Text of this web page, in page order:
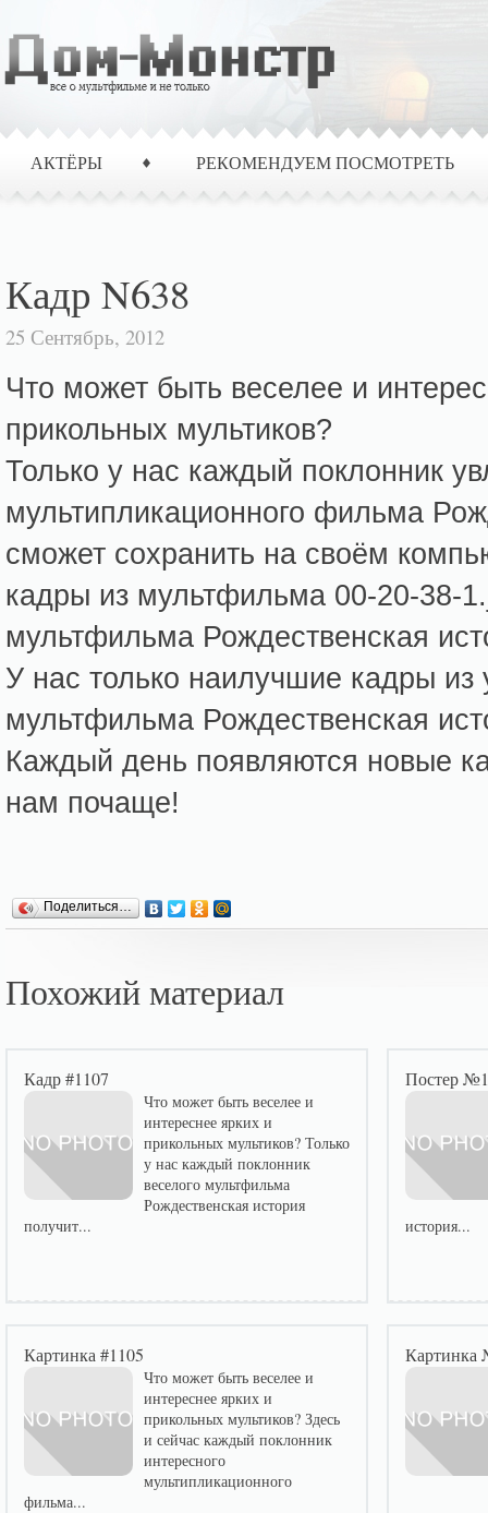
АКТЁРЫ РЕКОМЕНДУЕМ ПОСМОТРЕТЬ
Кадр N638
25 Сентябрь, 2012
Что может быть веселее и
прикольных мультиков?
Только у нас каждый поклонник
мультипликационного фильма
сможет сохранить на своём
кадры из мультфильма 00-20-38-
мультфильма Рождественская
У нас только наилучшие кадры из
мультфильма Рождественская
Каждый день появляются новые
нам почаще!
Поделиться…
Похожий материал
Кадр #1107
Что может быть веселее и
интереснее ярких и
прикольных мультиков? Только
у нас каждый поклонник
веселого мультфильма
Рождественская история
получит...
Постер
история...
Картинка #1105
Что может быть веселее и
интереснее ярких и
прикольных мультиков? Здесь
и сейчас каждый поклонник
интересного
мультипликационного
фильма...
Картинка